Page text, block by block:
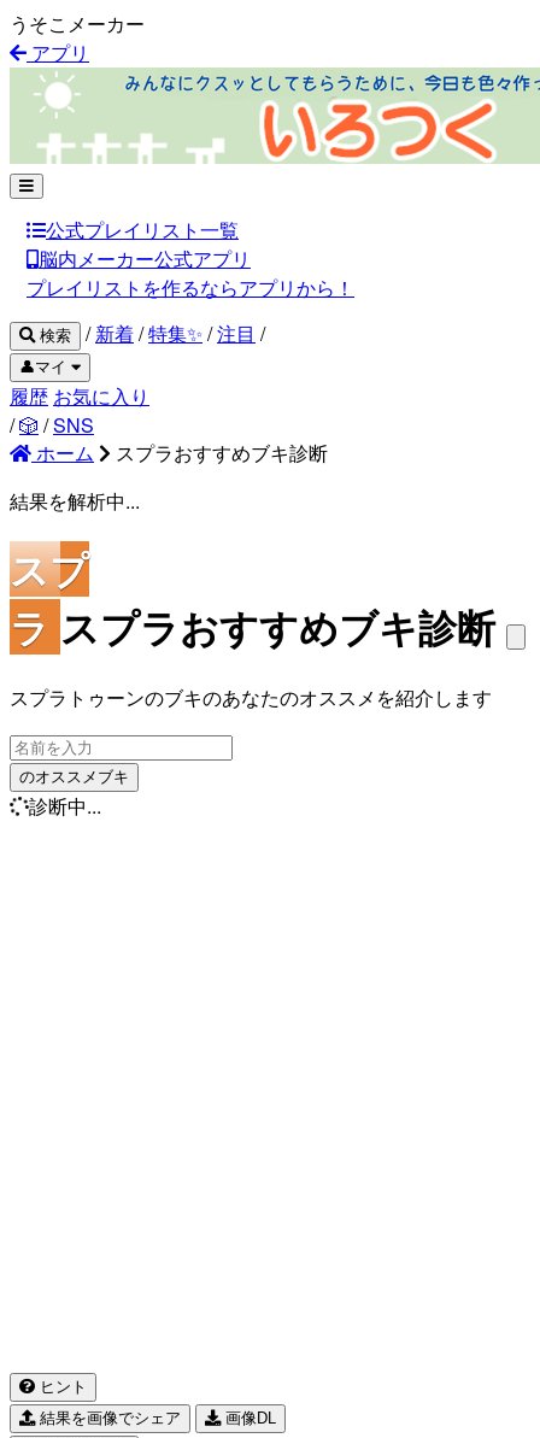
うそこメーカー
アプリ
公式プレイリスト一覧
脳内メーカー公式アプリ
プレイリストを作るならアプリから！
検索 / 新着/特集✨ /注目 /
👤マイ
履歴 お気に入り
/🎲 /SNS
ホーム
スプラおすすめブキ診断
結果を解析中...
スプ
ラ スプラおすすめブキ診断
スプラトゥーンのブキのあなたのオススメを紹介します
のオススメブキ
診断中...
ヒント
結果を画像でシェア
画像DL